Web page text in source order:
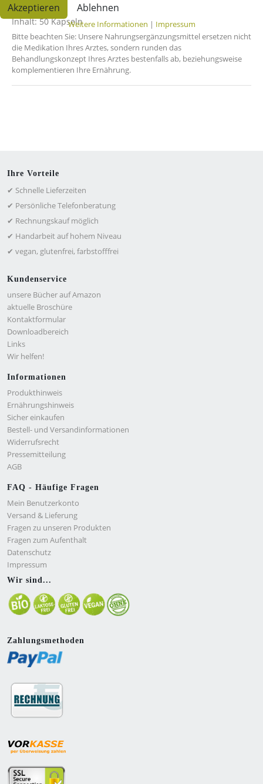
Inhalt: 50 Kapseln
Bitte beachten Sie: Unsere Nahrungsergänzungsmittel ersetzen nicht
die Medikation Ihres Arztes, sondern runden das
Behandlungskonzept Ihres Arztes bestenfalls ab, beziehungsweise
komplementieren Ihre Ernährung.
Ihre Vorteile
✔ Schnelle Lieferzeiten
✔ Persönliche Telefonberatung
✔ Rechnungskauf möglich
✔ Handarbeit auf hohem Niveau
✔ vegan, glutenfrei, farbstofffrei
Kundenservice
unsere Bücher auf Amazon
aktuelle Broschüre
Kontaktformular
Downloadbereich
Links
Wir helfen!
Informationen
Produkthinweis
Ernährungshinweis
Sicher einkaufen
Bestell- und Versandinformationen
Widerrufsrecht
Pressemitteilung
AGB
FAQ - Häufige Fragen
Mein Benutzerkonto
Versand & Lieferung
Fragen zu unseren Produkten
Fragen zum Aufenthalt
Datenschutz
Impressum
Wir sind...
Zahlungsmethoden
Akzeptieren Ablehnen
Weitere Informationen | Impressum